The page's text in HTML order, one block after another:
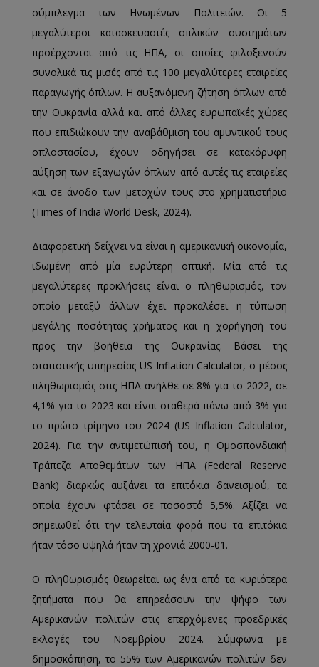
σύμπλεγμα των Ηνωμένων Πολιτειών. Οι 5
μεγαλύτεροι κατασκευαστές οπλικών συστημάτων
προέρχονται από τις ΗΠΑ, οι οποίες φιλοξενούν
συνολικά τις μισές από τις 100 μεγαλύτερες εταιρείες
παραγωγής όπλων. Η αυξανόμενη ζήτηση όπλων από
την Ουκρανία αλλά και από άλλες ευρωπαϊκές χώρες
που επιδιώκουν την αναβάθμιση του αμυντικού τους
οπλοστασίου, έχουν οδηγήσει σε κατακόρυφη
αύξηση των εξαγωγών όπλων από αυτές τις εταιρείες
και σε άνοδο των μετοχών τους στο χρηματιστήριο
(Times of India World Desk, 2024).
Διαφορετική δείχνει να είναι η αμερικανική οικονομία,
ιδωμένη από μία ευρύτερη οπτική. Μία από τις
μεγαλύτερες προκλήσεις είναι ο πληθωρισμός, τον
οποίo μεταξύ άλλων έχει προκαλέσει η τύπωση
μεγάλης ποσότητας χρήματος και η χορήγησή του
προς την βοήθεια της Ουκρανίας. Βάσει της
στατιστικής υπηρεσίας US Inflation Calculator, ο μέσος
πληθωρισμός στις ΗΠΑ ανήλθε σε 8% για το 2022, σε
4,1% για το 2023 και είναι σταθερά πάνω από 3% για
το πρώτο τρίμηνο του 2024 (US Inflation Calculator,
2024). Για την αντιμετώπισή του, η Ομοσπονδιακή
Τράπεζα Αποθεμάτων των ΗΠΑ (Federal Reserve
Bank) διαρκώς αυξάνει τα επιτόκια δανεισμού, τα
οποία έχουν φτάσει σε ποσοστό 5,5%. Αξίζει να
σημειωθεί ότι την τελευταία φορά που τα επιτόκια
ήταν τόσο υψηλά ήταν τη χρονιά 2000-01.
Ο πληθωρισμός θεωρείται ως ένα από τα κυριότερα
ζητήματα που θα επηρεάσουν την ψήφο των
Αμερικανών πολιτών στις επερχόμενες προεδρικές
εκλογές του Νοεμβρίου 2024. Σύμφωνα με
δημοσκόπηση, το 55% των Αμερικανών πολιτών δεν